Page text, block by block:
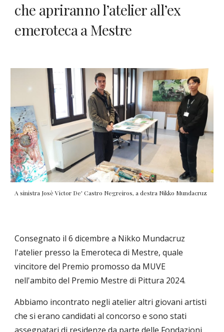
che apriranno l’atelier all’ex
emeroteca a Mestre
A sinistra Josè Victor De' Castro Negreiros, a destra Nikko Mundacruz
Consegnato il 6 dicembre a Nikko Mundacruz
l'atelier presso la Emeroteca di Mestre, quale
vincitore del Premio promosso da MUVE
nell'ambito del Premio Mestre di Pittura 2024.
Abbiamo incontrato negli atelier altri giovani artisti
che si erano candidati al concorso e sono stati